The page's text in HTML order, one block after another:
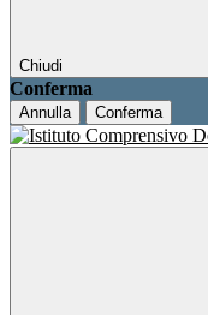
Chiudi
Conferma
Annulla Conferma